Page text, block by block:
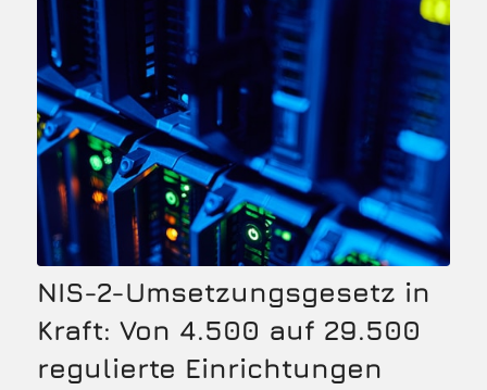
NIS-2-Umsetzungsgesetz in
Kraft: Von 4.500 auf 29.500
regulierte Einrichtungen